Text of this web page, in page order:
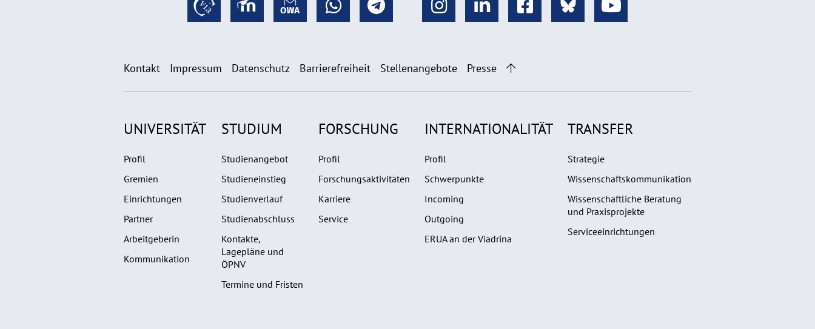
Kontakt Impressum Datenschutz Barrierefreiheit Stellenangebote Presse
UNIVERSITÄT
Profil
Gremien
Einrichtungen
Partner
Arbeitgeberin
Kommunikation
STUDIUM
Studienangebot
Studieneinstieg
Studienverlauf
Studienabschluss
Kontakte,
Lagepläne und
ÖPNV
Termine und Fristen
FORSCHUNG
Profil
Forschungsaktivitäten
Karriere
Service
INTERNATIONALITÄT
Profil
Schwerpunkte
Incoming
Outgoing
ERUA an der Viadrina
TRANSFER
Strategie
Wissenschaftskommunikation
Wissenschaftliche Beratung
und Praxisprojekte
Serviceeinrichtungen